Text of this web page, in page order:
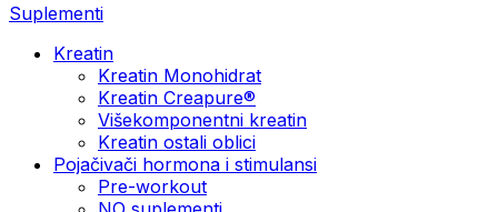
Suplementi
Kreatin
Kreatin Monohidrat
Kreatin Creapure®
Višekomponentni kreatin
Kreatin ostali oblici
Pojačivači hormona i stimulansi
Pre-workout